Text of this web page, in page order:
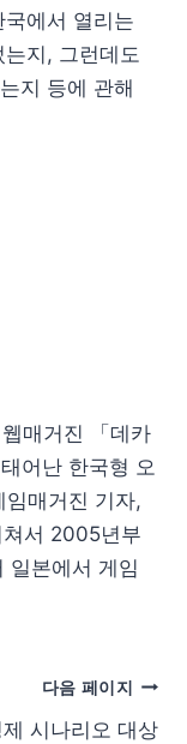
에서 열리는
지, 그런데도
지 등에 관해
매거진 「데카
어난 한국형 오
임매거진 기자,
서 2005년부
일본에서 게임
다음 페이지
시나리오 대상